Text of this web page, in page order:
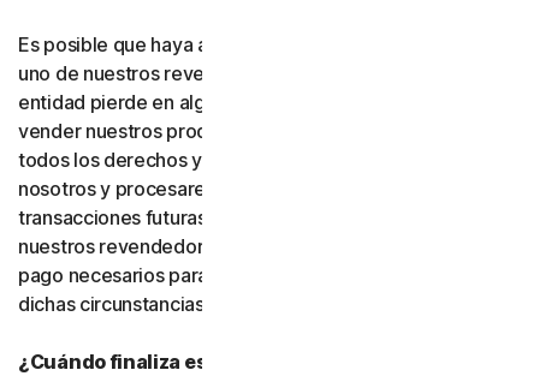
Es posible que haya adquirido su producto a través de
uno de nuestros revendedores autorizados. Si dicha
entidad pierde en algún momento la autorización para
vender nuestros productos, su suscripción (incluidos
todos los derechos y obligaciones) se transferirá a
nosotros y procesaremos directamente las
transacciones futuras. Usted consiente y autoriza a
nuestros revendedores a proporcionarnos los datos de
pago necesarios para procesar las transacciones en
dichas circunstancias.
¿Cuándo finaliza este acuerdo?